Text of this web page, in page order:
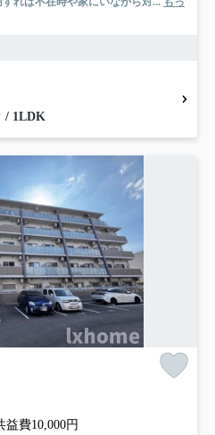
/ 1LDK
益費10,000円